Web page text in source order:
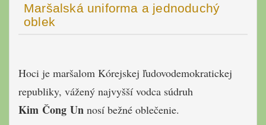
Maršalská uniforma a jednoduchý
oblek
Hoci je maršalom Kórejskej ľudovodemokratickej
republiky, vážený najvyšší vodca súdruh
Kim Čong Un nosí bežné oblečenie.